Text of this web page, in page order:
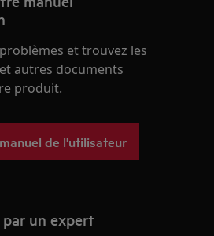
et trouvez les
autres documents
produit.
de l'utilisateur
un expert